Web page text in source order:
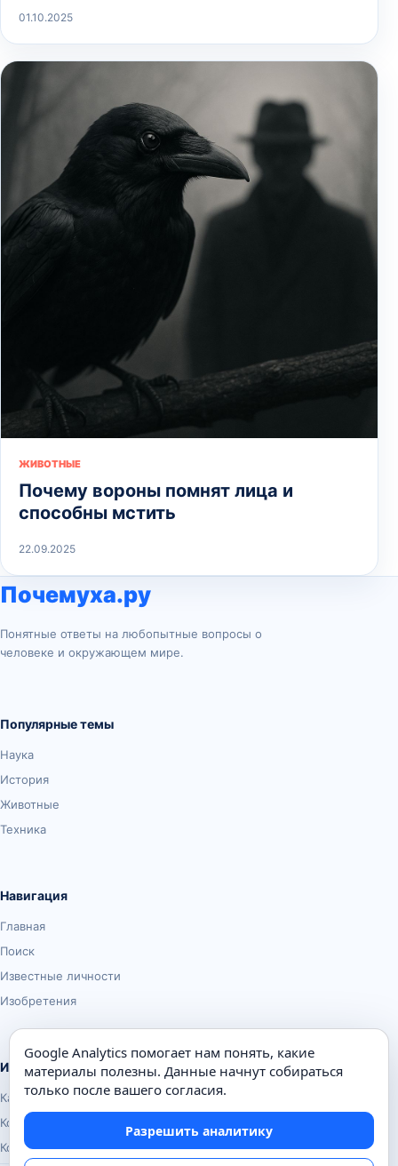
01.10.2025
ЖИВОТНЫЕ
Почему вороны помнят лица и
способны мстить
22.09.2025
Почемуха.ру
Понятные ответы на любопытные вопросы о
человеке и окружающем мире.
Популярные темы
Наука
История
Животные
Техника
Навигация
Главная
Поиск
Известные личности
Изобретения
Информация
Карта сайта
Контакты
Конфиденциальность
Google Analytics помогает нам понять, какие
материалы полезны. Данные начнут собираться
только после вашего согласия.
Разрешить аналитику